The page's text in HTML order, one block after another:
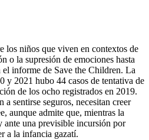
los niños que viven en contextos de
o la supresión de emociones hasta
informe de Save the Children. La
y 2021 hubo 44 casos de tentativa de
de los ocho registrados en 2019.
a sentirse seguros, necesitan creer
aunque admite que, mientras la
ante una previsible incursión por
a la infancia gazatí.